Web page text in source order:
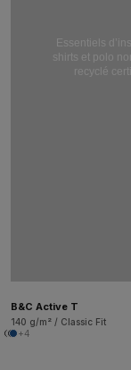
Essentiels
shirts et polo
recyclé
B&C Active T
140 g/m² / Classic Fit
+4